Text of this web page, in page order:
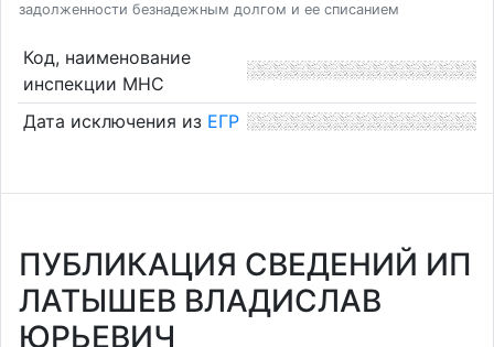
задолженности безнадежным долгом и ее списанием
Код, наименование
инспекции МНС
Дата исключения из ЕГР
ПУБЛИКАЦИЯ СВЕДЕНИЙ ИП
ЛАТЫШЕВ ВЛАДИСЛАВ
ЮРЬЕВИЧ